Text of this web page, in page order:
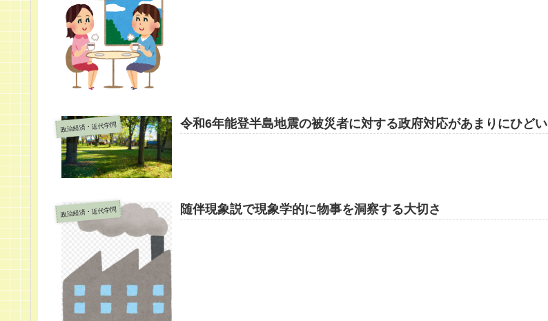
政治経済・近代学問 令和6年能登半島地震の被災者に対する政府対応があまりにひどい
政治経済・近代学問 随伴現象説で現象学的に物事を洞察する大切さ